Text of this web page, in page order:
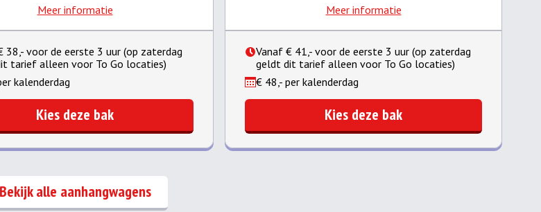
Meer informatie
38,- voor de eerste 3 uur (op zaterdag
tarief alleen voor To Go locaties)
kalenderdag
Kies deze bak
Meer informatie
Vanaf € 41,- voor de eerste 3 uur (op zaterdag
geldt dit tarief alleen voor To Go locaties)
€ 48,- per kalenderdag
Kies deze bak
Bekijk alle aanhangwagens